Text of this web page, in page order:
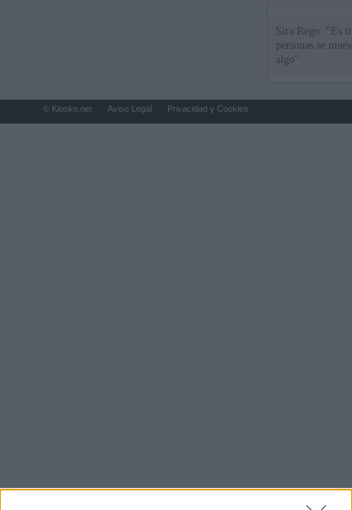
Sira Rego: "Es
personas se
algo"
© Kiosko.net Aviso Legal Privacidad y Cookies